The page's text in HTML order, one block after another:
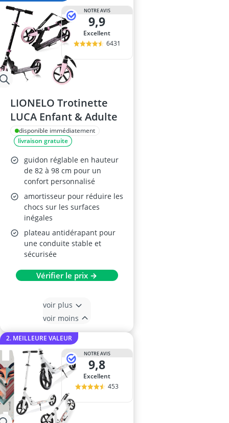
NOTRE AVIS
9,9
Excellent
6431
LIONELO Trotinette
LUCA Enfant & Adulte
disponible immédiatement
livraison gratuite
guidon réglable en hauteur
de 82 à 98 cm pour un
confort personnalisé
amortisseur pour réduire les
chocs sur les surfaces
inégales
plateau antidérapant pour
une conduite stable et
sécurisée
Vérifier le prix →
voir plus
voir moins
2. MEILLEURE VALEUR
NOTRE AVIS
9,8
Excellent
453